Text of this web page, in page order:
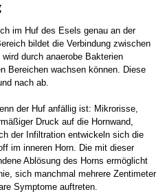
im Huf des Esels genau an der
bildet die Verbindung zwischen
durch anaerobe Bakterien
Bereichen wachsen können. Diese
nach ab.
der Huf anfällig ist: Mikrorisse,
Druck auf die Hornwand,
der Infiltration entwickeln sich die
im inneren Horn. Die mit dieser
Ablösung des Horns ermöglicht
sich manchmal mehrere Zentimeter
Symptome auftreten.